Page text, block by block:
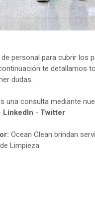
personal para cubrir los
te detallamos
dudas.
una consulta mediante
LinkedIn - Twitter
Ocean Clean brindan
Limpieza.